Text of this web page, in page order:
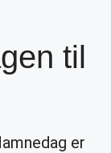
til
er